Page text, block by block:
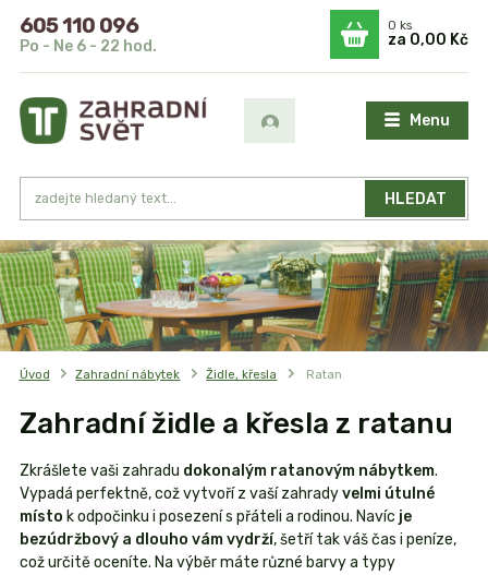
Menu
HLEDAT
605 110 096
Po - Ne 6 - 22 hod.
0ks
za 0,00 Kč
Úvod Zahradní nábytek Židle, křesla Ratan
Zahradní židle a křesla z ratanu
Zkrášlete vaši zahradu dokonalým ratanovým nábytkem.
Vypadá perfektně, což vytvoří z vaší zahradyvelmi útulné
místo k odpočinku i posezení s přáteli a rodinou. Navíc je
bezúdržbový a dlouho vám vydrží, šetří tak váš čas i peníze,
což určitě oceníte. Na výběr máte různé barvy a typy